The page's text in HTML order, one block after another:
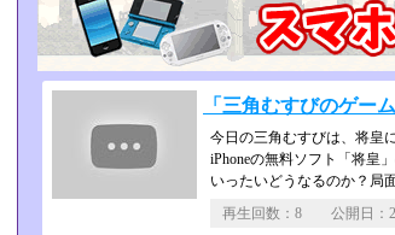
「三角むすびのゲー
今日の三角むすびは、将皇
iPhoneの無料ソフト「将皇
いったいどうなるのか？局
再生回数：8 公開日